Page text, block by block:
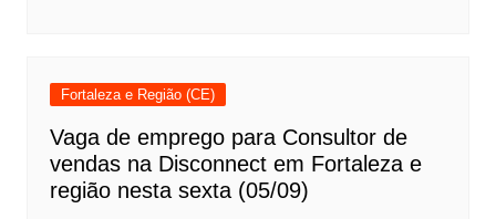
Fortaleza e Região (CE)
Vaga de emprego para Consultor de
vendas na Disconnect em Fortaleza e
região nesta sexta (05/09)